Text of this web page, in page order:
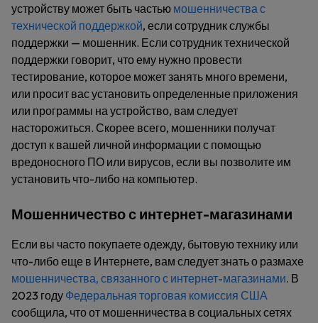
устройству может быть частью мошенничества с
технической поддержкой, если сотрудник службы
поддержки — мошенник. Если сотрудник технической
поддержки говорит, что ему нужно провести
тестирование, которое может занять много времени,
или просит вас установить определенные приложения
или программы на устройство, вам следует
насторожиться. Скорее всего, мошенники получат
доступ к вашей личной информации с помощью
вредоносного ПО или вирусов, если вы позволите им
установить что-либо на компьютер.
Мошенничество с интернет-магазинами
Если вы часто покупаете одежду, бытовую технику или
что-либо еще в Интернете, вам следует знать о размахе
мошенничества, связанного с интернет-магазинами. В
2023 году Федеральная торговая комиссия США
сообщила, что от мошенничества в социальных сетях